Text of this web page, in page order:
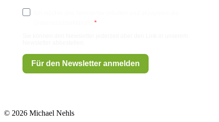
Für den Newsletter anmelden
© 2026 Michael Nehls